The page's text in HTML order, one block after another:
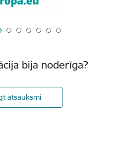
bija noderīga?
atsauksmi